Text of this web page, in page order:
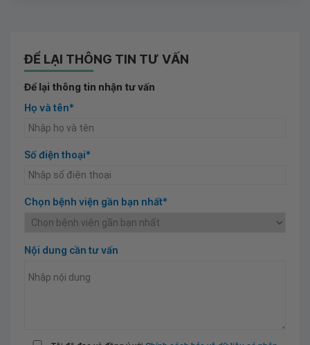
ĐỂ LẠI THÔNG TIN TƯ VẤN
Để lại thông tin nhận tư vấn
Họ và tên*
Số điện thoại*
Chọn bệnh viện gần bạn nhất*
Nội dung cần tư vấn